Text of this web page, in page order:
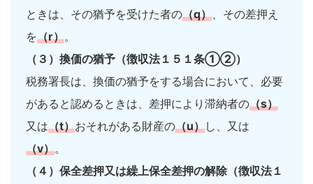
ときは、その猶予を受けた者の（q）、その差押え
を（r）。
（３）換価の猶予（徴収法１５１条①②）
税務署長は、換価の猶予をする場合において、必要
があると認めるときは、差押により滞納者の（s）
又は（t）おそれがある財産の（u）し、又は
（v）。
（４）保全差押又は繰上保全差押の解除（徴収法１